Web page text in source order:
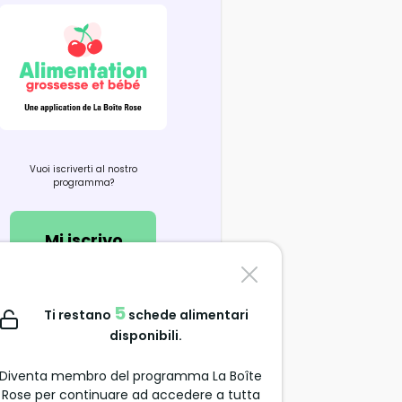
Vuoi iscriverti al nostro
programma?
Mi iscrivo
Contattaci
support@alimentation-
Ti restano 5schede alimentari
disponibili.
Diventa membro del programma La Boîte
Rose per continuare ad accedere a tutta